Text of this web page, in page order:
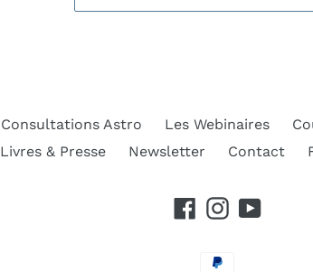
Consultations Astro Les Webinaires
Livres & Presse
Newsletter Contact
Facebook
Instagram
YouTube